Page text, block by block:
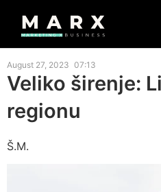
August 27, 2023 07:13
Veliko širenje:
regionu
Š.M.